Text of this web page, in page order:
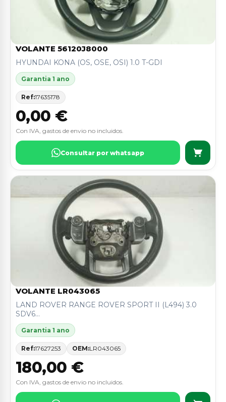
VOLANTE 56120J8000
HYUNDAI KONA (OS, OSE, OSI) 1.0 T-GDI
Garantia 1 ano
Ref:17635178
0,00 €
Con IVA, gastos de envio no incluidos.
Consultar por whatsapp
VOLANTE LR043065
LAND ROVER RANGE ROVER SPORT II (L494) 3.0
SDV6...
Garantia 1 ano
Ref:17627253 OEM:LR043065
180,00 €
Con IVA, gastos de envio no incluidos.